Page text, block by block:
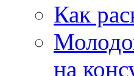
Как
на